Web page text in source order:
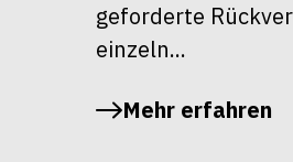
geforderte
einzeln...
Mehr erfahren